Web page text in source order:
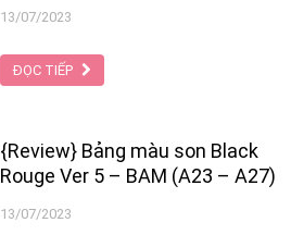
13/07/2023
ĐỌC TIẾP
{Review} Bảng màu son Black
Rouge Ver 5 – BAM (A23 – A27)
13/07/2023